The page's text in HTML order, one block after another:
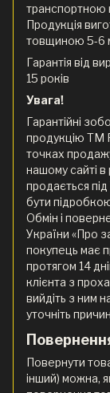
транспортною
Продукція
товщиною 5-6
Гарантія від
15 років
Увага!
Гарантійні
продукцію ТМ
точках
нашому сайті в
продається
бути
Обмін і
України «Про
покупець має
протягом 14
клієнта з
вийдіть з ним
уточніть
Повернути
інший) можна,